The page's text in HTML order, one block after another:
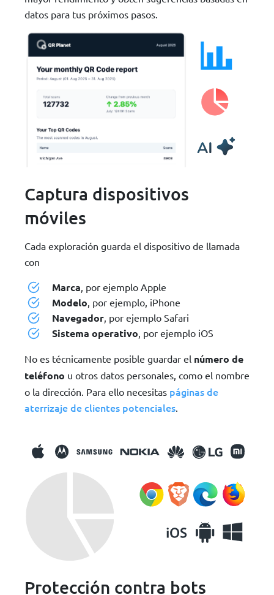
datos para tus próximos pasos.
Captura dispositivos
móviles
Cada exploración guarda el dispositivo de llamada
con
Marca , por ejemplo Apple
Modelo , por ejemplo, iPhone
Navegador , por ejemplo Safari
Sistema operativo , por ejemplo iOS
No es técnicamente posible guardar el número de
teléfono u otros datos personales, como el nombre
o la dirección. Para ello necesitas páginas de
aterrizaje de clientes potenciales
Protección contra bots